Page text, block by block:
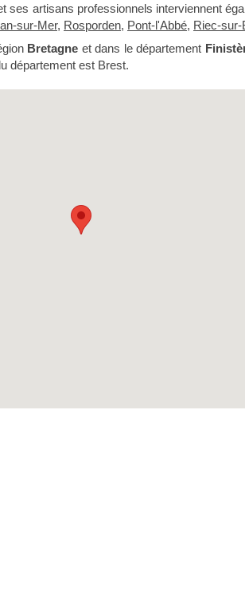
ses artisans professionnels interviennent
sur-Mer, Rosporden, Pont-l'Abbé, Riec-sur-
Bretagne et dans le département
département est Brest.